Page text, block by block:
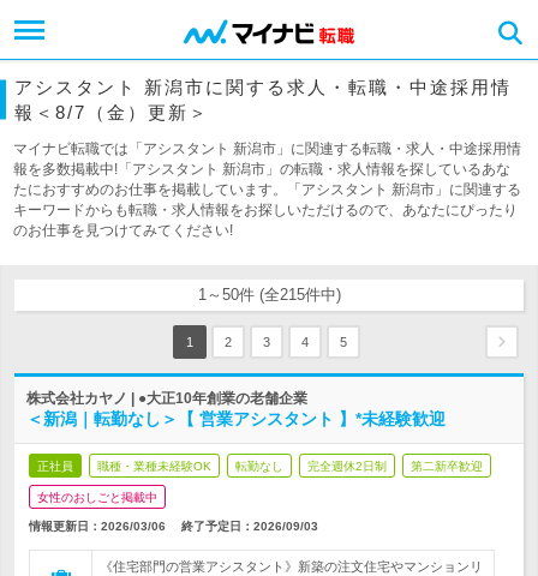
アシスタント 新潟市に関する求人・転職・中途採用情
報＜8/7（金）更新＞
マイナビ転職では「アシスタント 新潟市」に関連する転職・求人・中途採用情
報を多数掲載中!「アシスタント 新潟市」の転職・求人情報を探しているあな
たにおすすめのお仕事を掲載しています。「アシスタント 新潟市」に関連する
キーワードからも転職・求人情報をお探しいただけるので、あなたにぴったり
のお仕事を見つけてみてください!
1～50件 (全215件中)
1 2 3 4 5
株式会社カヤノ | ●大正10年創業の老舗企業
＜新潟｜転勤なし＞【 営業アシスタント 】*未経験歓迎
正社員 職種・業種未経験OK 転勤なし 完全週休2日制 第二新卒歓迎
女性のおしごと掲載中
情報更新日：2026/03/06 終了予定日： 2026/09/03
《住宅部門の営業アシスタント》新築の注文住宅やマンションリ